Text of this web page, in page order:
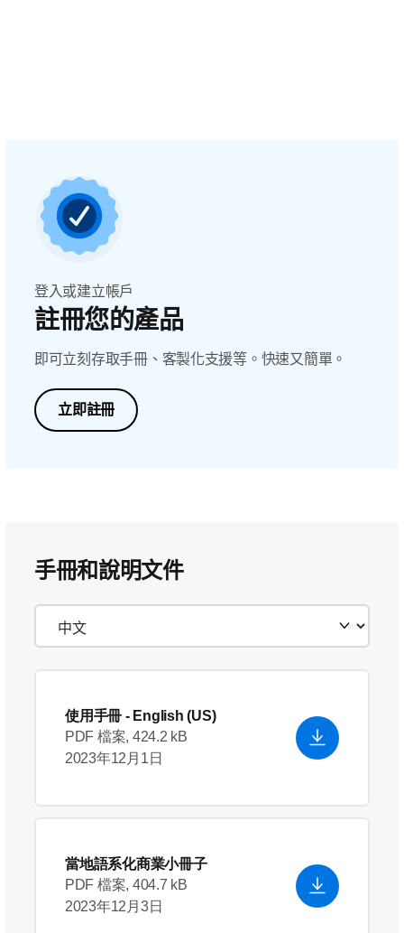
登入或建立帳戶
註冊您的產品
即可立刻存取手冊、客製化支援等。快速又簡單。
立即註冊
手冊和說明文件
使用手冊 - English (US)
PDF 檔案, 424.2 kB
2023年12月1日
當地語系化商業小冊子
PDF 檔案, 404.7 kB
2023年12月3日